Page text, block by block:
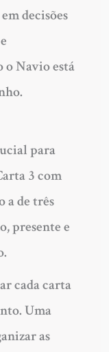
decisões
o Navio está
para
3 com
a de três
presente e
cada carta
Uma
as